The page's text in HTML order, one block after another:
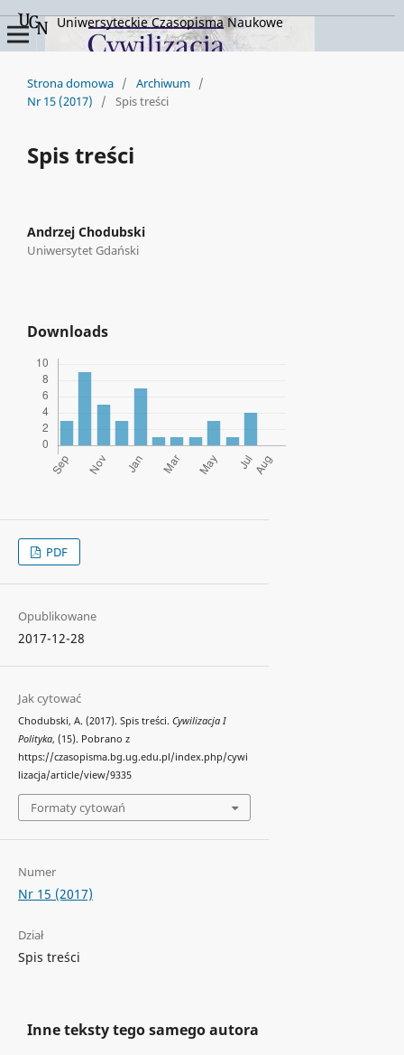
Uniwersyteckie Czasopisma Naukowe
Strona domowa / Archiwum /
Nr 15 (2017)
/ Spis treści
Spis treści
Andrzej Chodubski
Uniwersytet Gdański
Downloads
PDF
Opublikowane
2017-12-28
Jak cytować
Chodubski, A. (2017). Spis treści. Cywilizacja I
Polityka, (15). Pobrano z
https://czasopisma.bg.ug.edu.pl/index.php/cywi
lizacja/article/view/9335
Formaty cytowań
Numer
Nr 15 (2017)
Dział
Spis treści
Inne teksty tego samego autora